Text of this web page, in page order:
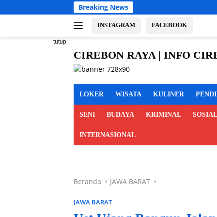
ke
Breaking News
INSTAGRAM FACEBOOK
tutup
CIREBON RAYA | INFO
MAJALENGKA KUNINGAN
cirebon
info
raya,
cirebon
kuningan
LOKER WISATA KULINER
SENI BUDAYA KRIMINAL SOSIAL
INTERNASIONAL
Beranda JAWA BARAT
JAWA BARAT